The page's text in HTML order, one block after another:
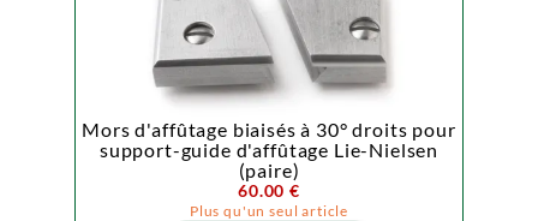
Mors d'affûtage biaisés à 30° droits pour
support-guide d'affûtage Lie-Nielsen
(paire)
60.00 €
Plus qu'un seul article